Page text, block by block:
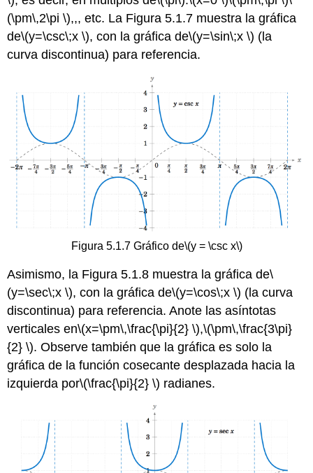
(\pm\,2\pi \),,, etc. La Figura 5.1.7 muestra la gráfica
de\(y=\csc\;x \), con la gráfica de\(y=\sin\;x \) (la
curva discontinua) para referencia.
Figura 5.1.7 Gráfico de\(y = \csc x\)
Asimismo, la Figura 5.1.8 muestra la gráfica de\
(y=\sec\;x \), con la gráfica de\(y=\cos\;x \) (la curva
discontinua) para referencia. Anote las asíntotas
verticales en\(x=\pm\,\frac{\pi}{2} \),\(\pm\,\frac{3\pi}
{2} \). Observe también que la gráfica es solo la
gráfica de la función cosecante desplazada hacia la
izquierda por\(\frac{\pi}{2} \) radianes.